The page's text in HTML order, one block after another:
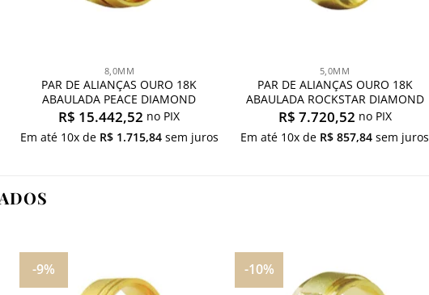
8,0MM
PAR DE ALIANÇAS OURO 18K
ABAULADA PEACE DIAMOND
R$ 15.442,52 no PIX
Em até 10x de R$1.715,84sem juros
5,0MM
PAR DE ALIANÇAS OURO 18K
ABAULADA ROCKSTAR DIAMOND
R$ 7.720,52 no PIX
Em até 10x de R$ 857,84 sem juros
-9% -10%